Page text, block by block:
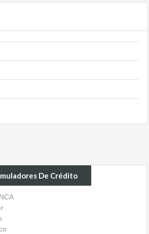
De Crédito